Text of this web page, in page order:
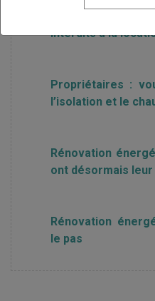
interdits à la
Propriétaires :
l’isolation et le
Rénovation
ont désormais leur
Rénovation
le pas